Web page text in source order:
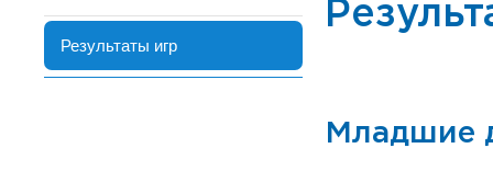
Результаты игр
Младшие